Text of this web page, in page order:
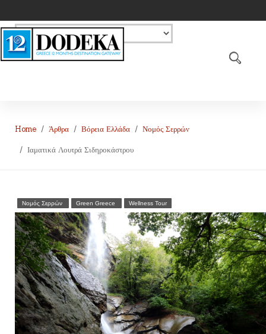
Home Άρθρα Βόρεια Ελλάδα Νομός Σερρών
Ιαματικά Λουτρά Σιδηροκάστρου
Νομός Σερρών Green Greece Wellness Tour